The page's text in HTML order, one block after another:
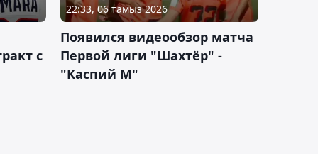
с
22:33, 06 тамыз 2026
Появился видеообзор матча
Первой лиги "Шахтёр" -
"Каспий М"